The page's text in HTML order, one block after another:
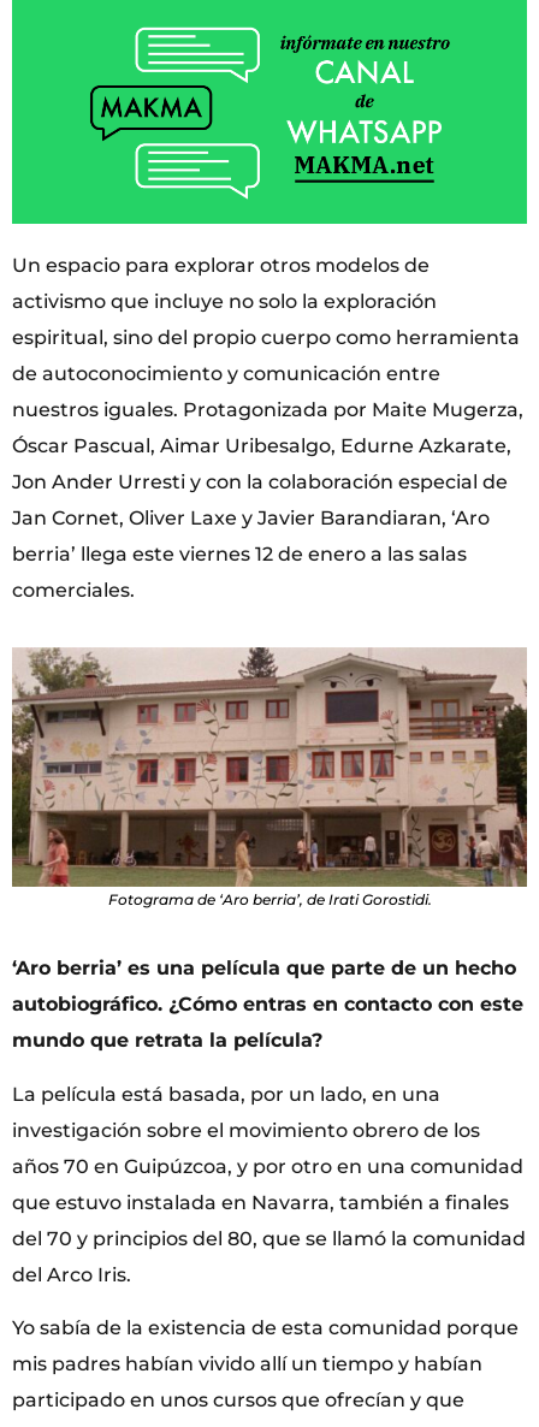
Un espacio para explorar otros modelos de
activismo que incluye no solo la exploración
espiritual, sino del propio cuerpo como herramienta
de autoconocimiento y comunicación entre
nuestros iguales. Protagonizada por Maite Mugerza,
Óscar Pascual, Aimar Uribesalgo, Edurne Azkarate,
Jon Ander Urresti y con la colaboración especial de
Jan Cornet, Oliver Laxe y Javier Barandiaran, ‘Aro
berria’ llega este viernes 12 de enero a las salas
comerciales.
Fotograma de ‘Aro berria’, de Irati Gorostidi.
‘Aro berria’ es una película que parte de un hecho
autobiográfico. ¿Cómo entras en contacto con este
mundo que retrata la película?
La película está basada, por un lado, en una
investigación sobre el movimiento obrero de los
años 70 en Guipúzcoa, y por otro en una comunidad
que estuvo instalada en Navarra, también a finales
del 70 y principios del 80, que se llamó la comunidad
del Arco Iris.
Yo sabía de la existencia de esta comunidad porque
mis padres habían vivido allí un tiempo y habían
participado en unos cursos que ofrecían y que